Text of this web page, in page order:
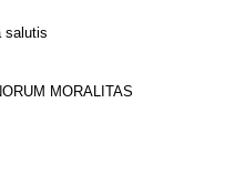
salutis
MORALITAS